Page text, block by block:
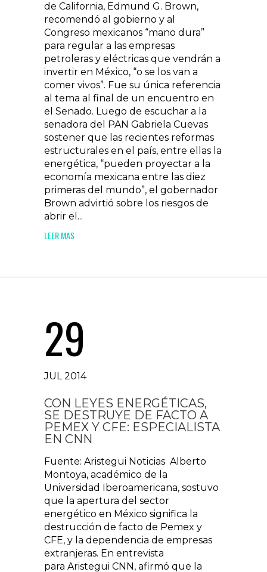
de California, Edmund G. Brown,
recomendó al gobierno y al
Congreso mexicanos “mano dura”
para regular a las empresas
petroleras y eléctricas que vendrán a
invertir en México, “o se los van a
comer vivos”. Fue su única referencia
al tema al final de un encuentro en
el Senado. Luego de escuchar a la
senadora del PAN Gabriela Cuevas
sostener que las recientes reformas
estructurales en el país, entre ellas la
energética, “pueden proyectar a la
economía mexicana entre las diez
primeras del mundo”, el gobernador
Brown advirtió sobre los riesgos de
abrir el...
LEER MAS
29
JUL 2014
CON LEYES ENERGÉTICAS,
SE DESTRUYE DE FACTO A
PEMEX Y CFE: ESPECIALISTA
EN CNN
Fuente: Aristegui Noticias Alberto
Montoya, académico de la
Universidad Iberoamericana, sostuvo
que la apertura del sector
energético en México significa la
destrucción de facto de Pemex y
CFE, y la dependencia de empresas
extranjeras. En entrevista
para Aristegui CNN, afirmó que la